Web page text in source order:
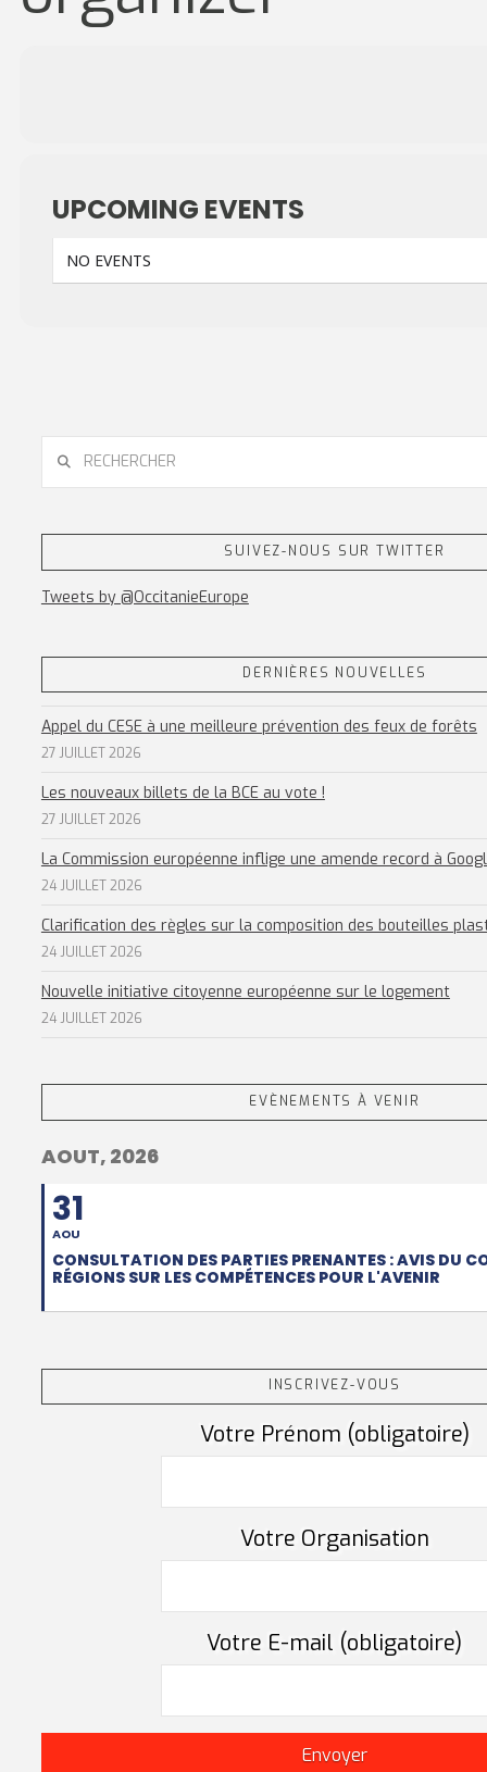
UPCOMING EVENTS
NO EVENTS
SUIVEZ-NOUS SUR TWITTER
Tweets by @OccitanieEurope
DERNIÈRES NOUVELLES
Appel du CESE à une meilleure prévention des feux de forêts
27 JUILLET 2026
Les nouveaux billets de la BCE au vote !
27 JUILLET 2026
La Commission européenne inflige une amende record à
24 JUILLET 2026
Clarification des règles sur la composition des bouteilles
24 JUILLET 2026
Nouvelle initiative citoyenne européenne sur le logement
24 JUILLET 2026
EVÈNEMENTS À VENIR
AOUT, 2026
31
AOU
CONSULTATION DES PARTIES PRENANTES : AVIS DU
RÉGIONS SUR LES COMPÉTENCES POUR L'AVENIR
INSCRIVEZ-VOUS
Votre Prénom (obligatoire)
Votre Organisation
Votre E-mail (obligatoire)